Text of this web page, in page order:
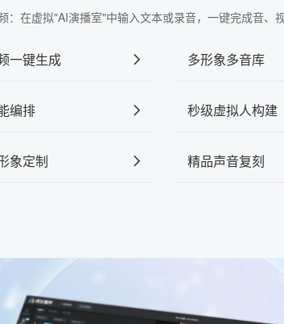
：在虚拟"AI演播室"中输入文本或录音，一键完成音、
一键生成 多形象多音库
编排 秒级虚拟人构建
象定制 精品声音复刻